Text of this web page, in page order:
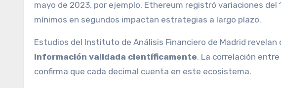
mayo de 2023, por ejemplo, Ethereum registró variaciones
mínimos en segundos impactan estrategias a largo plazo.
Estudios del Instituto de Análisis Financiero de Madrid
información validada científicamente. La correlación
confirma que cada decimal cuenta en este ecosistema.